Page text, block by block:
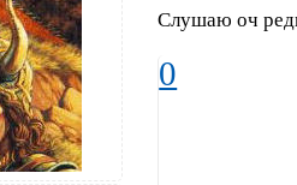
Слушаю оч
0